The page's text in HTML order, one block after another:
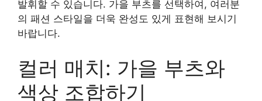
발휘할 수 있습니다. 가을 부츠를 선택하여, 여러분
의 패션 스타일을 더욱 완성도 있게 표현해 보시기
바랍니다.
컬러 매치: 가을 부츠와
색상 조합하기